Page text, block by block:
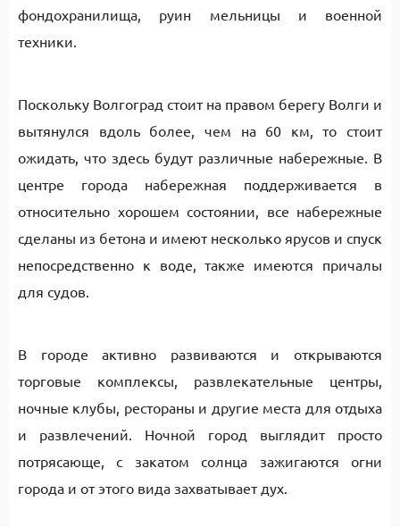
фондохранилища, руин мельницы и военной
техники.
Поскольку Волгоград стоит на правом берегу Волги и
вытянулся вдоль более, чем на 60 км, то стоит
ожидать, что здесь будут различные набережные. В
центре города набережная поддерживается в
относительно хорошем состоянии, все набережные
сделаны из бетона и имеют несколько ярусов и спуск
непосредственно к воде, также имеются причалы
для судов.
В городе активно развиваются и открываются
торговые комплексы, развлекательные центры,
ночные клубы, рестораны и другие места для отдыха
и развлечений. Ночной город выглядит просто
потрясающе, с закатом солнца зажигаются огни
города и от этого вида захватывает дух.